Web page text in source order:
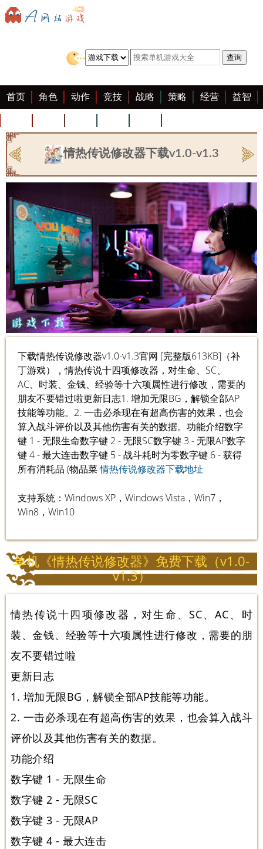
首页 角色 动作 竞技 战略 策略 经营 益智
情热传说修改器下载v1.0-v1.3
下载情热传说修改器v1.0-v1.3官网 [完整版613KB]（补
丁游戏），情热传说十四项修改器，对生命、SC、
AC、时装、金钱、经验等十六项属性进行修改，需要的
朋友不要错过啦更新日志1. 增加无限BG，解锁全部AP
技能等功能。2. 一击必杀现在有超高伤害的效果，也会
算入战斗评价以及其他伤害有关的数据。功能介绍数字
键 1 - 无限生命数字键 2 - 无限SC数字键 3 - 无限AP数字
键 4 - 最大连击数字键 5 - 战斗耗时为零数字键 6 - 获得
所有消耗品 (物品菜情热传说修改器下载地址
支持系统：Windows XP，Windows Vista，Win7，
Win8，Win10
单机《情热传说修改器》免费下载（v1.0-
v1.3）
情热传说十四项修改器，对生命、SC、AC、时
装、金钱、经验等十六项属性进行修改，需要的朋
友不要错过啦
更新日志
1. 增加无限BG，解锁全部AP技能等功能。
2. 一击必杀现在有超高伤害的效果，也会算入战斗
评价以及其他伤害有关的数据。
功能介绍
数字键 1 - 无限生命
数字键 2 - 无限SC
数字键 3 - 无限AP
数字键 4 - 最大连击